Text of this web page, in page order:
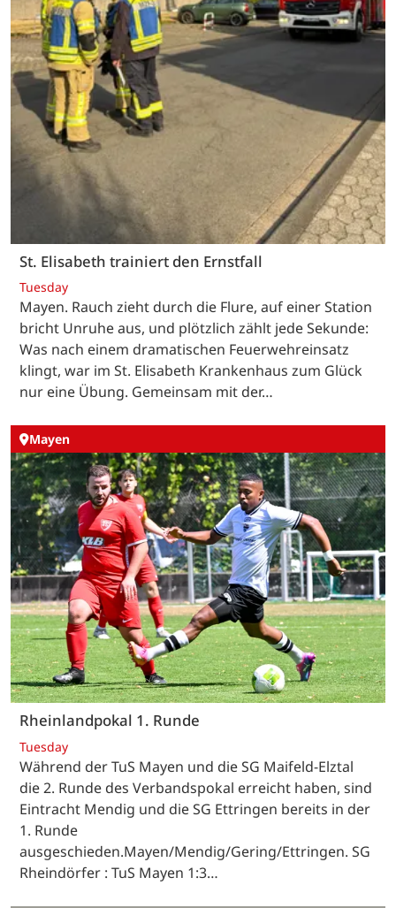
St. Elisabeth trainiert den Ernstfall
Tuesday
Mayen. Rauch zieht durch die Flure, auf einer Station
bricht Unruhe aus, und plötzlich zählt jede Sekunde:
Was nach einem dramatischen Feuerwehreinsatz
klingt, war im St. Elisabeth Krankenhaus zum Glück
nur eine Übung. Gemeinsam mit der…
Mayen
Rheinlandpokal 1. Runde
Tuesday
Während der TuS Mayen und die SG Maifeld-Elztal
die 2. Runde des Verbandspokal erreicht haben, sind
Eintracht Mendig und die SG Ettringen bereits in der
1. Runde
ausgeschieden.Mayen/Mendig/Gering/Ettringen. SG
Rheindörfer : TuS Mayen 1:3…